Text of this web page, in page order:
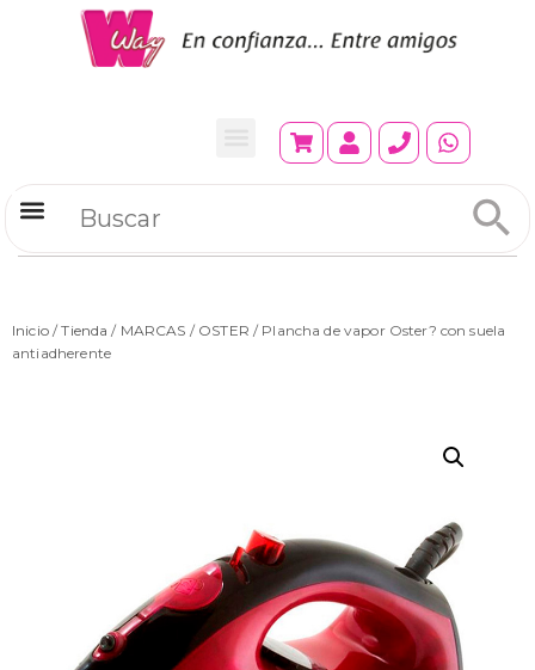
Inicio/Tienda / MARCAS / OSTER / Plancha de vapor Oster? con suela
antiadherente